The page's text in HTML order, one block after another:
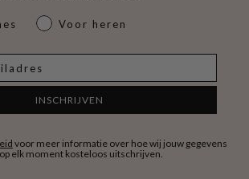
Voor heren
INSCHRIJVEN
voor meer informatie over hoe wij jouw gegevens
elk moment kosteloos uitschrijven.